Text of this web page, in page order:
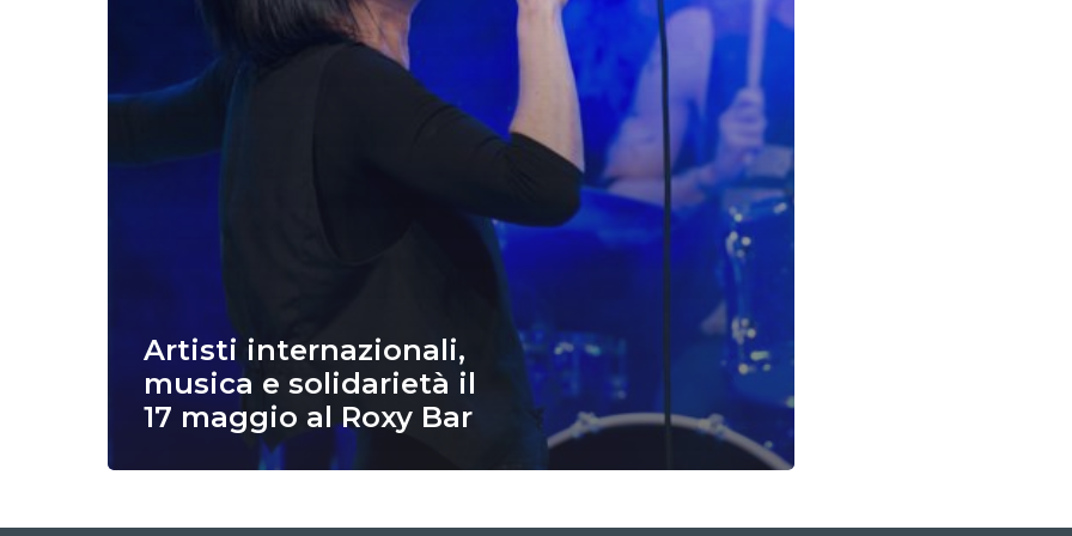
Artisti internazionali,
musica e solidarietà il
17 maggio al Roxy Bar